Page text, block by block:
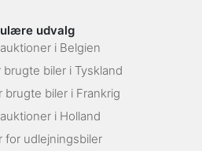
udvalg
i Belgien
biler i Tyskland
brugte biler i Frankrig
i Holland
for udlejningsbiler